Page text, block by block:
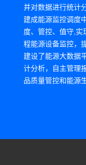
并对数据进行统计
建成能源监控调度
度、管控、值守,实
程能源设备监控，
建设了能源大数据
计分析，自主管理
品质量管控和能源